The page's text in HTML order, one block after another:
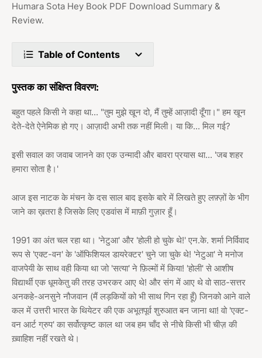
Humara Sota Hey Book PDF Download Summary &
Review.
Table of Contents
पुस्तक का संक्षिप्त विवरण:
बहुत पहले किसी ने कहा था... "तुम मुझे खून दो, मैं तुम्हें आज़ादी दूँगा।" हम खून
देते-देते ऐनेमिक हो गए। आज़ादी अभी तक नहीं मिली। या कि... मिल गई?
इसी सवाल का जवाब जानने का एक उन्मादी और बावरा प्रयास था... 'जब शहर
हमारा सोता है।'
आज इस नाटक के मंचन के दस साल बाद इसके बारे में लिखते हुए लफ़्ज़ों के भीग
जाने का ख़तरा है जिसके लिए एडवांस में माफ़ी गुज़ार हूँ।
1991 का अंत चल रहा था। 'नेटुआ' और 'होली हो चुके थे!' एन.के. शर्मा निर्विवाद
रूप से 'एक्ट-वन' के 'ऑफिशियल डायरेक्टर' चुने जा चुके थे! 'नेटुआ' ने मनोज
वाजपेयी के साथ वही किया था जो 'सत्या' ने फ़िल्मों में किया! 'होली' से आशीष
विद्यार्थी एक धूमकेतु की तरह उभरकर आए थे! और संग में आए थे वो साठ-सत्तर
अनकहे-अनसुने नौजवान (मैं लड़कियों को भी साथ गिन रहा हूँ) जिनको आने वाले
कल में उत्तरी भारत के थियेटर की एक अभूतपूर्व शुरुआत बन जाना था! वो 'एक्ट-
वन आर्ट ग्रुप' का सर्वोत्कृष्ट काल था जब हम चाँद से नीचे किसी भी चीज़ की
ख़्वाहिश नहीं रखते थे।